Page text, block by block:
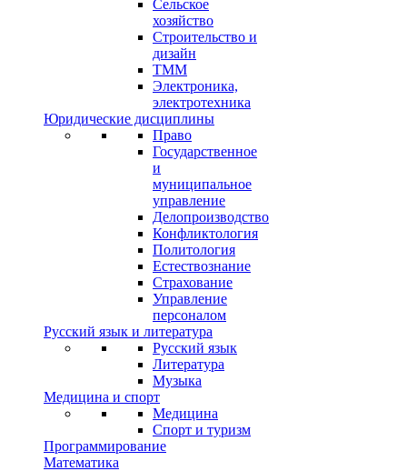
Сельское
хозяйство
Строительство и
дизайн
ТММ
Электроника,
электротехника
Юридические дисциплины
Право
Государственное
и
муниципальное
управление
Делопроизводство
Конфликтология
Политология
Естествознание
Страхование
Управление
персоналом
Русский язык и литература
Русский язык
Литература
Музыка
Медицина и спорт
Медицина
Спорт и туризм
Программирование
Математика